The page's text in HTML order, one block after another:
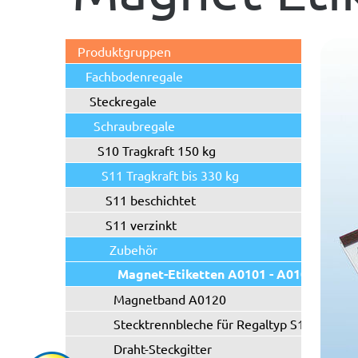
Produktgruppen
Fachbodenregale
Steckregale
Schraubregale
S10 Tragkraft 150 kg
S11 Tragkraft bis 330 kg
S11 beschichtet
S11 verzinkt
Zubehör
Magnet-Etiketten A0101 - A0102
Magnetband A0120
Stecktrennbleche für Regaltyp S11/S21
Draht-Steckgitter